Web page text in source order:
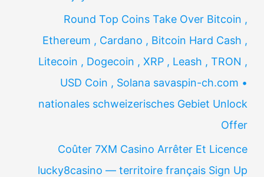
Round Top Coins Take Over Bitcoin ,
Ethereum , Cardano , Bitcoin Hard Cash ,
Litecoin , Dogecoin , XRP , Leash , TRON ,
USD Coin , Solana savaspin-ch.com •
nationales schweizerisches Gebiet Unlock
Offer
Coûter 7XM Casino Arrêter Et Licence
lucky8casino — territoire français Sign Up